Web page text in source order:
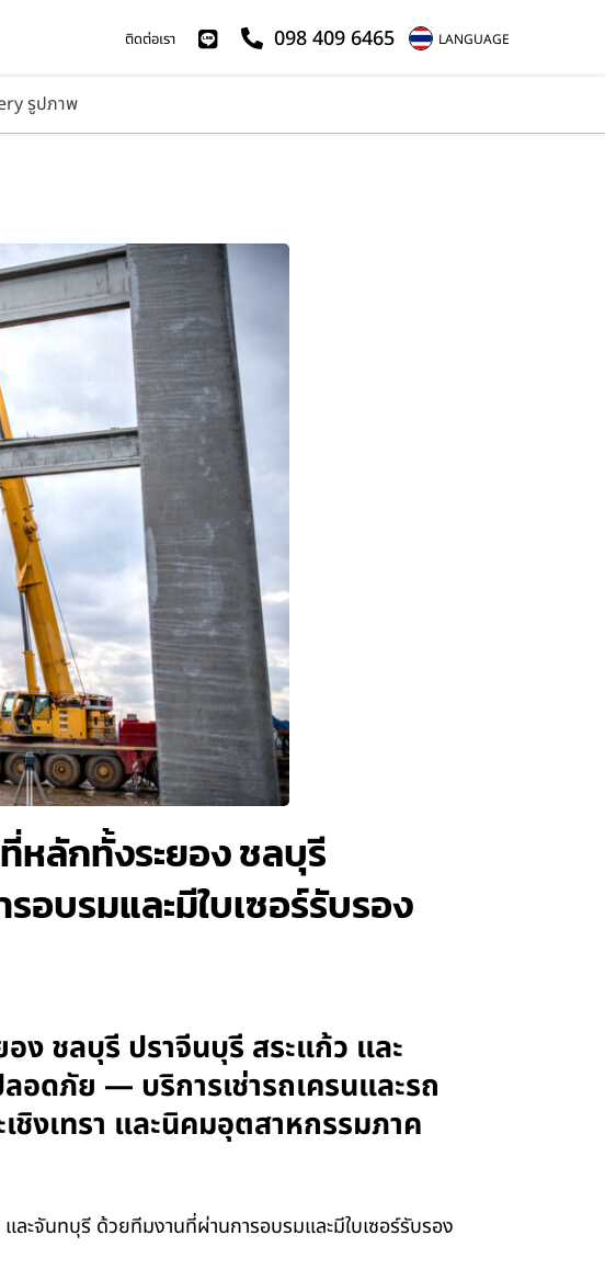
ติดต่อเรา 098 409 6465 LANGUAGE
รูปภาพ
หลักทั้งระยอง ชลบุรี
อบรมและมีใบเซอร์รับรอง
ชลบุรี ปราจีนบุรี สระแก้ว และ
อดภัย — บริการเช่ารถเครนและรถ
งเทรา และนิคมอุตสาหกรรมภาค
ะจันทบุรี ด้วยทีมงานที่ผ่านการอบรมและมีใบเซอร์รับรอง